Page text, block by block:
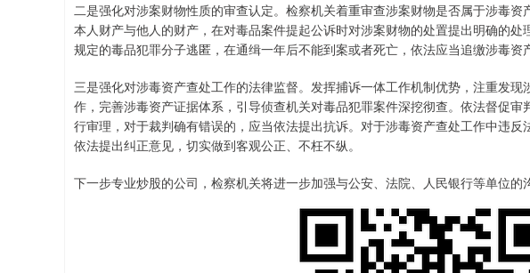
二是强化对涉案财物性质的审查认定。检察机关着重审查涉案财物是否属于涉毒
本人财产与他人的财产，在对毒品案件提起公诉时对涉案财物的处置提出明确的
规定的毒品犯罪分子逃匿，在通缉一年后不能到案或者死亡，依法应当追缴涉毒资
三是强化对涉毒资产查处工作的法律监督。发挥捕诉一体工作机制优势，注重发
作，完善涉毒资产证据体系，引导侦查机关对毒品犯罪案件深挖彻查。依法督促
行审理，对于裁判确有错误的，应当依法提出抗诉。对于涉毒资产查处工作中违反
依法提出纠正意见，切实做到客观公正、不枉不纵。
下一步专业炒股的公司，检察机关将进一步加强与公安、法院、人民银行等单位的